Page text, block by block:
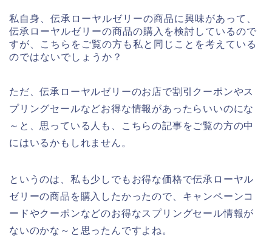
私自身、伝承ローヤルゼリーの商品に興味があって、
伝承ローヤルゼリーの商品の購入を検討しているので
すが、こちらをご覧の方も私と同じことを考えている
のではないでしょうか？
ただ、伝承ローヤルゼリーのお店で割引クーポンやス
プリングセールなどお得な情報があったらいいのにな
～と、思っている人も、こちらの記事をご覧の方の中
にはいるかもしれません。
というのは、私も少しでもお得な価格で伝承ローヤル
ゼリーの商品を購入したかったので、キャンペーンコ
ードやクーポンなどのお得なスプリングセール情報が
ないのかな～と思ったんですよね。